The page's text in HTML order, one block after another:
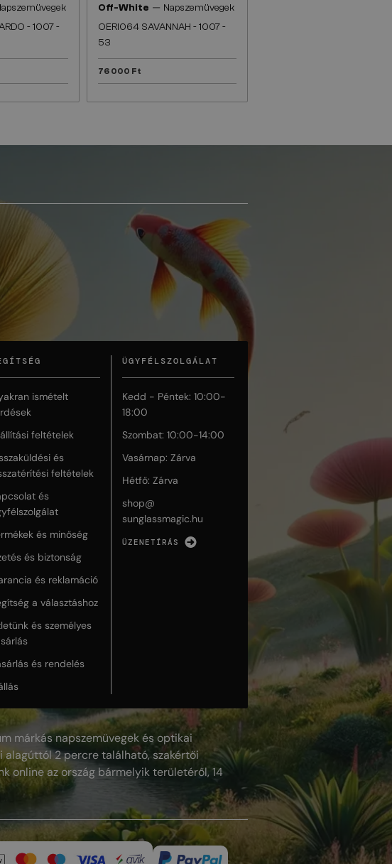
- 1007 -
Off-White — Napszemüvegek
OERI064 SAVANNAH - 1007 -
53
76 000 Ft
ismételt
feltételek
és
feltételek
és
és minőség
és biztonság
és reklamáció
a választáshoz
és személyes
és rendelés
ÜGYFÉLSZOLGÁLAT
Kedd - Péntek: 10:00-
18:00
Szombat: 10:00-14:00
Vasárnap: Zárva
Hétfő: Zárva
shop@
sunglassmagic.hu
ÜZENETÍRÁS
márkás napszemüvegek és optikai
alagúttól 2 percre található, szakértői
online az ország bármelyik területéről, 14